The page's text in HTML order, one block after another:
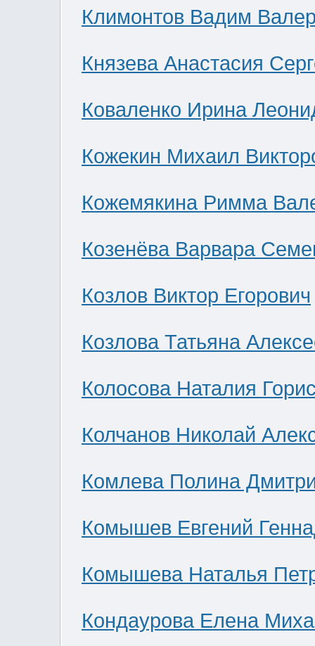
Климонтов Вадим
Князева Анастасия
Коваленко Ирина
Кожекин Михаил
Кожемякина Римма
Козенёва Варвара
Козлов Виктор Егорович
Козлова Татьяна
Колосова Наталия
Колчанов Николай
Комлева Полина
Комышев Евгений
Комышева Наталья
Кондаурова Елена